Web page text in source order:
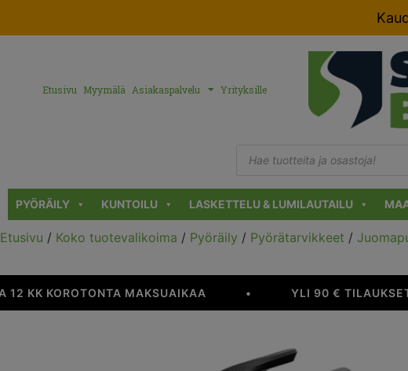
Etusivu Myymälä Asiakaspalvelu Yrityksille
PYÖRÄILY KUNTOILU LASKETTELU & LUMILAUTAILU
Etusivu / Koko tuotevalikoima / Pyöräily / Pyörätarvikkeet /
KK KOROTONTA MAKSUAIKAA YLI 90 €